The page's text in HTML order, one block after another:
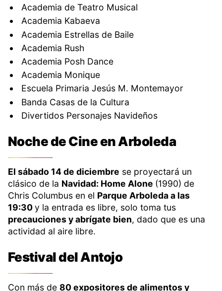
Academia de Teatro Musical
Academia Kabaeva
Academia Estrellas de Baile
Academia Rush
Academia Posh Dance
Academia Monique
Escuela Primaria Jesús M. Montemayor
Banda Casas de la Cultura
Divertidos Personajes Navideños
Noche de Cine en Arboleda
El sábado 14 de diciembre se proyectará un
clásico de la Navidad: Home Alone (1990) de
Chris Columbus en el Parque Arboleda a las
19:30y la entrada es libre, solo toma tus
precauciones y abrígate bien, dado que es una
actividad al aire libre.
Festival del Antojo
Con más de 80 expositores de alimentos y